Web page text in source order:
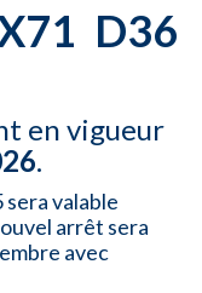
D36
en vigueur
.
valable
arrêt sera
avec